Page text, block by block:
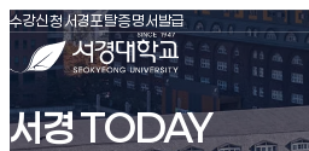
서경대학교
수강신청(새창 열림)
서경포탈(새창 열림)
증명서발급(새창 열림)
서경 TODAY